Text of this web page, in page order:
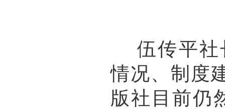
伍传平社
情况、制度
版社目前仍